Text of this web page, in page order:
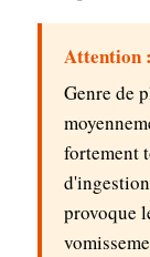
Attention
Genre de
fortement
provoque